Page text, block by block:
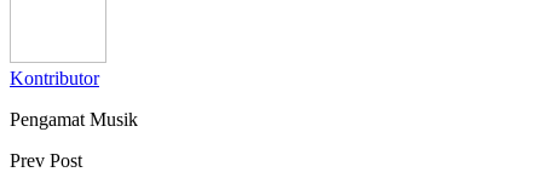
Kontributor
Pengamat Musik
Prev Post